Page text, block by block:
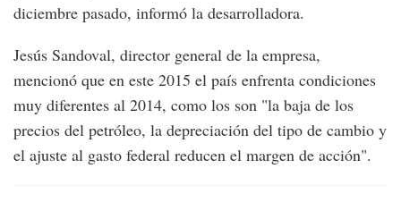
diciembre pasado, informó la desarrolladora.
Jesús Sandoval, director general de la empresa,
mencionó que en este 2015 el país enfrenta condiciones
muy diferentes al 2014, como los son "la baja de los
precios del petróleo, la depreciación del tipo de cambio y
el ajuste al gasto federal reducen el margen de acción".